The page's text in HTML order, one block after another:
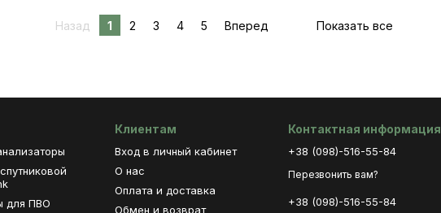
Назад 1 2 3 4 5 Вперед Показать все
для ПВО
Клиентам
Вход в личный кабинет
О нас
Оплата и доставка
Обмен и возврат
Контактная информация
+38 (098)-516-55-84
Перезвонить вам?
+38 (098)-516-55-84